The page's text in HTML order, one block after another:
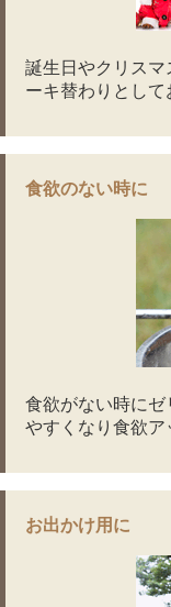
誕生日やクリス
ーキ替わりとして
食欲のない時に
食欲がない時に
やすくなり食欲ア
お出かけ用に